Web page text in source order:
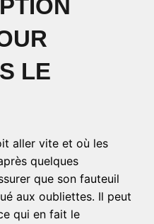
LE
aller vite et où les
quelques
que son fauteuil
aux oubliettes. Il peut
qui en fait le